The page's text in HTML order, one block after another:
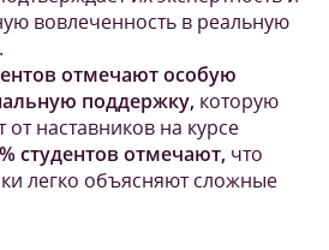
вовлеченность в реальную
отмечают особую
поддержку, которую
от наставников на курсе
студентов отмечают, что
легко объясняют сложные